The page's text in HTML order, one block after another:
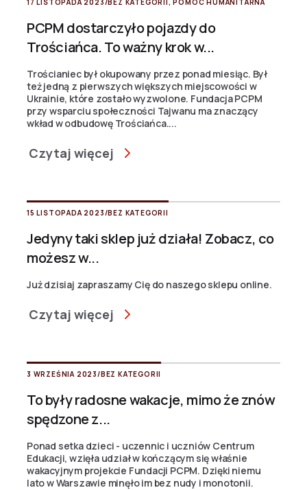
PCPM dostarczyło pojazdy do
Trościańca. To ważny krok w...
Trościaniec był okupowany przez ponad miesiąc. Był
też jedną z pierwszych większych miejscowości w
Ukrainie, które zostało wyzwolone. Fundacja PCPM
przy wsparciu społeczności Tajwanu ma znaczący
wkład w odbudowę Trościańca....
Czytaj więcej
15 LISTOPADA 2023 /BEZ KATEGORII
Jedyny taki sklep już działa! Zobacz, co
możesz w...
Już dzisiaj zapraszamy Cię do naszego sklepu online.
Czytaj więcej
3 WRZEŚNIA 2023 /BEZ KATEGORII
To były radosne wakacje, mimo że znów
spędzone z...
Ponad setka dzieci - uczennic i uczniów Centrum
Edukacji, wzięła udział w kończącym się właśnie
wakacyjnym projekcie Fundacji PCPM. Dzięki niemu
lato w Warszawie minęło im bez nudy i monotonii.